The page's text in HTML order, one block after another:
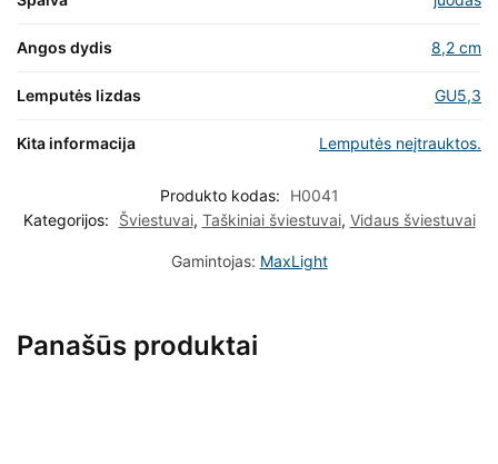
Angos dydis 8,2 cm
Lemputės lizdas GU5,3
Kita informacija Lemputės neįtrauktos.
Produkto kodas:
H0041
Kategorijos:
Šviestuvai, Taškiniai šviestuvai, Vidaus šviestuvai
Gamintojas: MaxLight
Panašūs produktai